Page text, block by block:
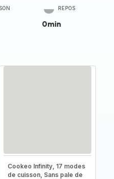
REPOS
0min
Cookeo Infinity, 17 modes
de cuisson, Sans pale de